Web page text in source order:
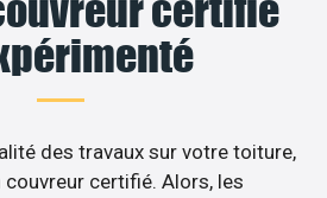
certifié
des travaux sur votre toiture,
couvreur certifié. Alors, les